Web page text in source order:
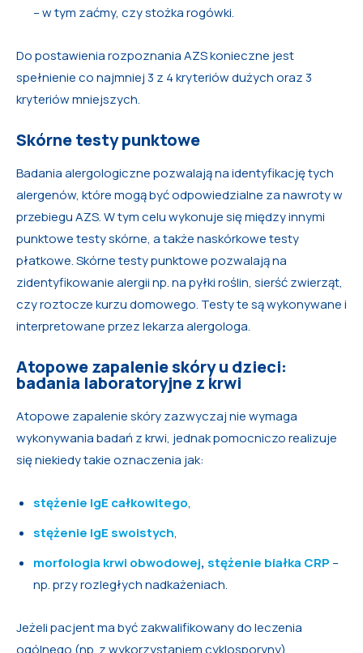
– w tym zaćmy, czy stożka rogówki.
Do postawienia rozpoznania AZS konieczne jest
spełnienie co najmniej 3 z 4 kryteriów dużych oraz 3
kryteriów mniejszych.
Skórne testy punktowe
Badania alergologiczne pozwalają na identyfikację tych
alergenów, które mogą być odpowiedzialne za nawroty w
przebiegu AZS. W tym celu wykonuje się między innymi
punktowe testy skórne, a także naskórkowe testy
płatkowe. Skórne testy punktowe pozwalają na
zidentyfikowanie alergii np. na pyłki roślin, sierść zwierząt,
czy roztocze kurzu domowego. Testy te są wykonywane i
interpretowane przez lekarza alergologa.
Atopowe zapalenie skóry u dzieci:
badania laboratoryjne z krwi
Atopowe zapalenie skóry zazwyczaj nie wymaga
wykonywania badań z krwi, jednak pomocniczo realizuje
się niekiedy takie oznaczenia jak:
stężenie IgE całkowitego,
stężenie IgE swoistych,
morfologia krwi obwodowej, stężenie białka CRP –
np. przy rozległych nadkażeniach.
Jeżeli pacjent ma być zakwalifikowany do leczenia
ogólnego (np. z wykorzystaniem cyklosporyny),